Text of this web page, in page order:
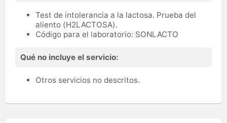
Test de intolerancia a la lactosa. Prueba del
aliento (H2LACTOSA).
Código para el laboratorio: SONLACTO
Qué no incluye el servicio:
Otros servicios no descritos.